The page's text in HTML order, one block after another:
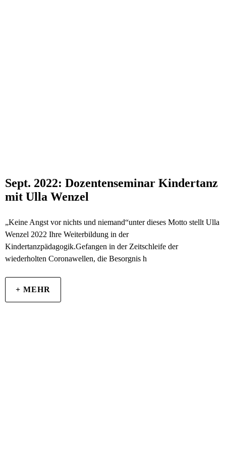
Sept. 2022: Dozentenseminar Kindertanz
mit Ulla Wenzel
„Keine Angst vor nichts und niemand“unter dieses Motto stellt Ulla
Wenzel 2022 Ihre Weiterbildung in der
Kindertanzpädagogik.Gefangen in der Zeitschleife der
wiederholten Coronawellen, die Besorgnis h
+ MEHR